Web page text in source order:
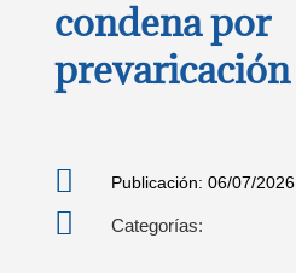
condena por
prevaricación
 Publicación: 06/07/2026
 Categorías: